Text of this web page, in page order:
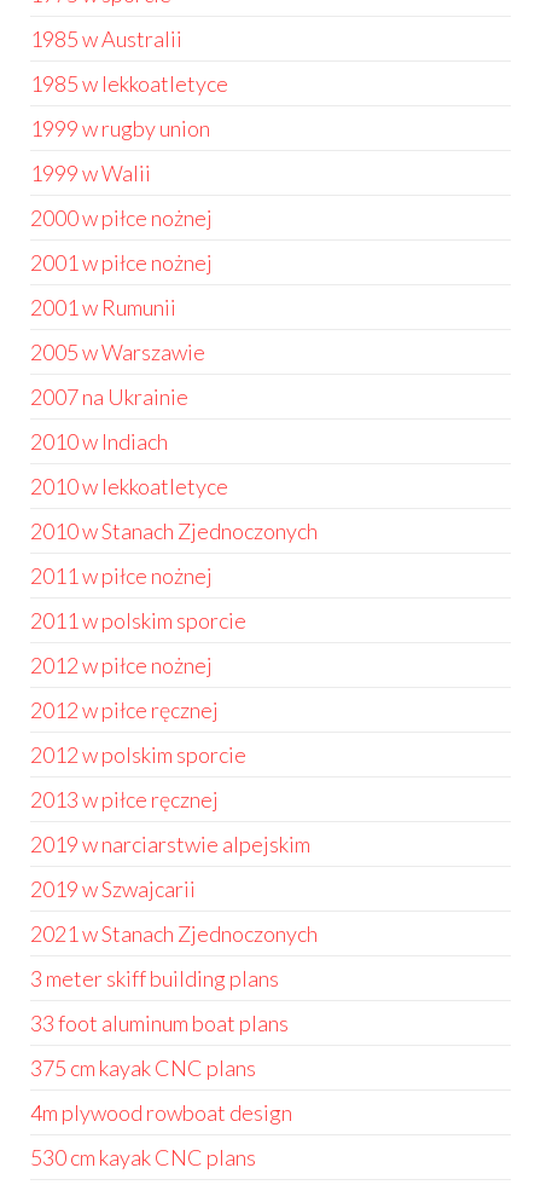
1985 w Australii
1985 w lekkoatletyce
1999 w rugby union
1999 w Walii
2000 w piłce nożnej
2001 w piłce nożnej
2001 w Rumunii
2005 w Warszawie
2007 na Ukrainie
2010 w Indiach
2010 w lekkoatletyce
2010 w Stanach Zjednoczonych
2011 w piłce nożnej
2011 w polskim sporcie
2012 w piłce nożnej
2012 w piłce ręcznej
2012 w polskim sporcie
2013 w piłce ręcznej
2019 w narciarstwie alpejskim
2019 w Szwajcarii
2021 w Stanach Zjednoczonych
3 meter skiff building plans
33 foot aluminum boat plans
375 cm kayak CNC plans
4m plywood rowboat design
530 cm kayak CNC plans